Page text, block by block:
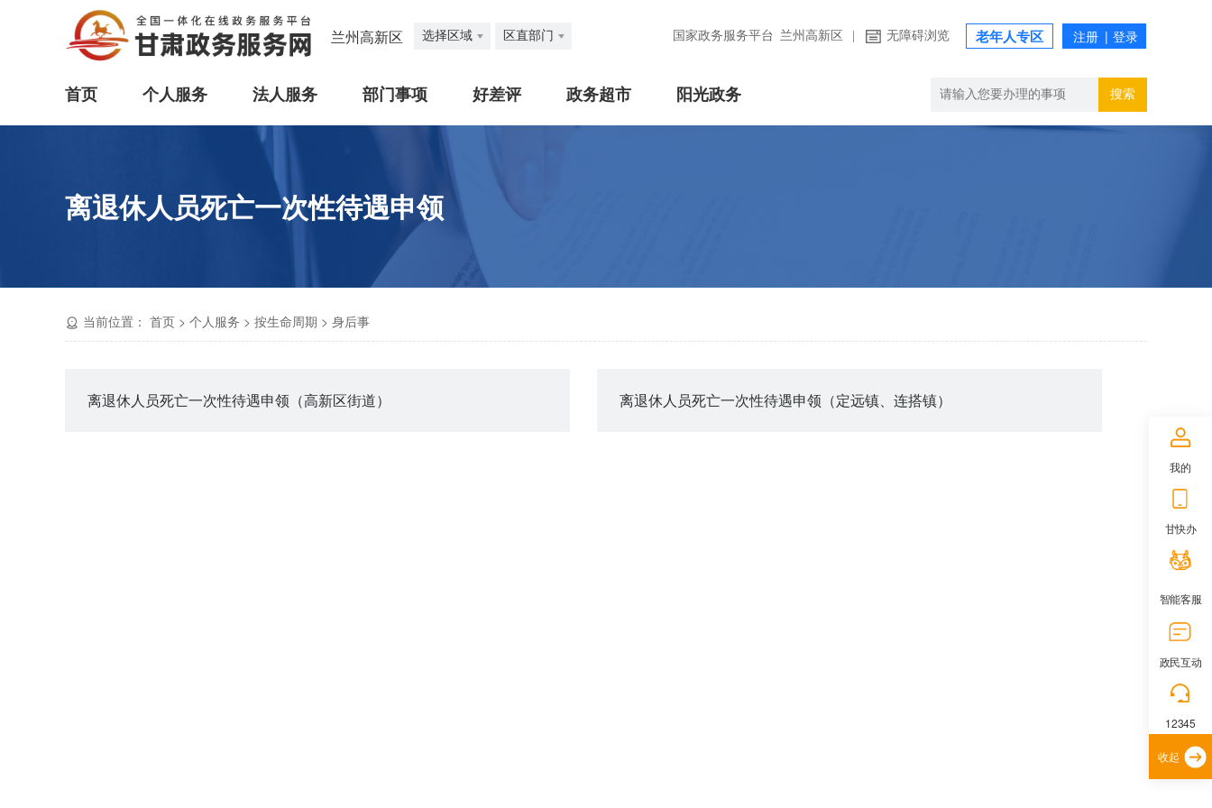
兰州高新区 选择区域 区直部门 国家政务服务平台 兰州高新区 无障碍浏览 老年人专区
首页 个人服务 法人服务 部门事项 好差评 政务超市 阳光政务 搜索
离退休人员死亡一次性待遇申领
当前位置： 首页 > 个人服务 > 按生命周期 > 身后事
离退休人员死亡一次性待遇申领（高新区街道） 离退休人员死亡一次性待遇申领（定远镇、连搭镇）
我的
甘快办
智能客服
政民互动
12345
收起